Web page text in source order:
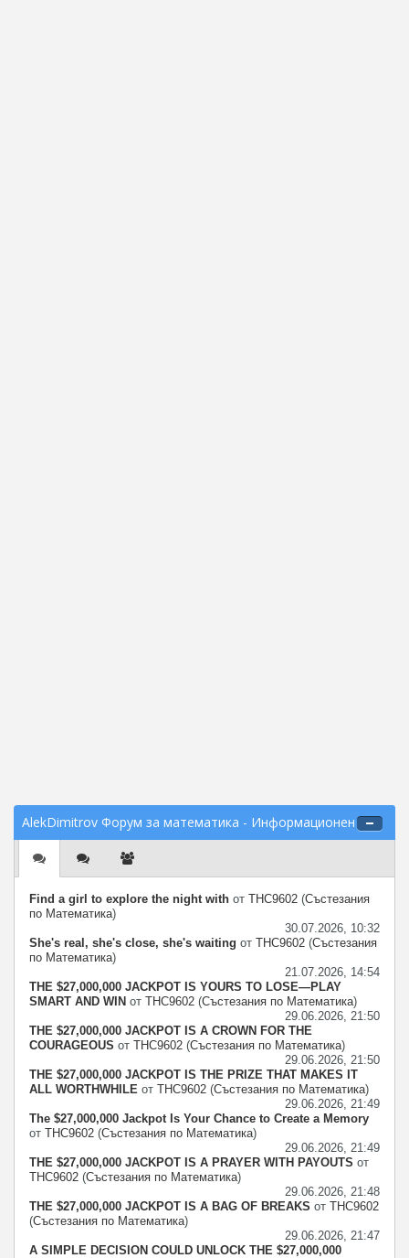
AlekDimitrov Форум за математика - Информационен
център
Find a girl to explore the night with от THC9602 (Състезания
по Математика)
30.07.2026, 10:32
She's real, she's close, she's waiting от THC9602 (Състезания
по Математика)
21.07.2026, 14:54
THE $27,000,000 JACKPOT IS YOURS TO LOSE—PLAY
SMART AND WIN от THC9602 (Състезания по Математика)
29.06.2026, 21:50
THE $27,000,000 JACKPOT IS A CROWN FOR THE
COURAGEOUS от THC9602 (Състезания по Математика)
29.06.2026, 21:50
THE $27,000,000 JACKPOT IS THE PRIZE THAT MAKES IT
ALL WORTHWHILE от THC9602 (Състезания по Математика)
29.06.2026, 21:49
The $27,000,000 Jackpot Is Your Chance to Create a Memory
от
THC9602 (Състезания по Математика)
29.06.2026, 21:49
THE $27,000,000 JACKPOT IS A PRAYER WITH PAYOUTS от
THC9602 (Състезания по Математика)
29.06.2026, 21:48
THE $27,000,000 JACKPOT IS A BAG OF BREAKS от
THC9602
(Състезания по Математика)
29.06.2026, 21:47
A SIMPLE DECISION COULD UNLOCK THE $27,000,000